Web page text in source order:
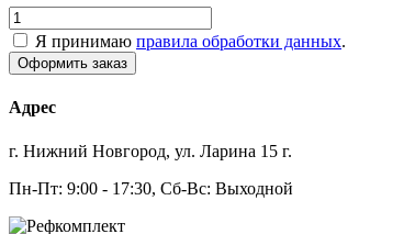
Я принимаю правила обработки данных.
Адрес
г. Нижний Новгород, ул. Ларина 15 г.
Пн-Пт: 9:00 - 17:30, Сб-Вс: Выходной